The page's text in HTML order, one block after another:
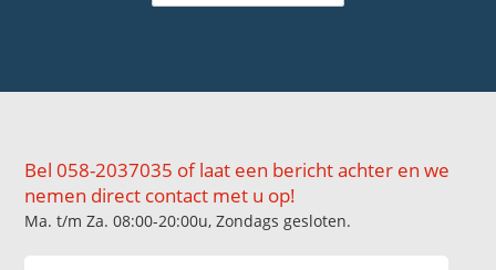
Bel 058-2037035 of laat een bericht achter en we
nemen direct contact met u op!
Ma. t/m Za. 08:00-20:00u, Zondags gesloten.